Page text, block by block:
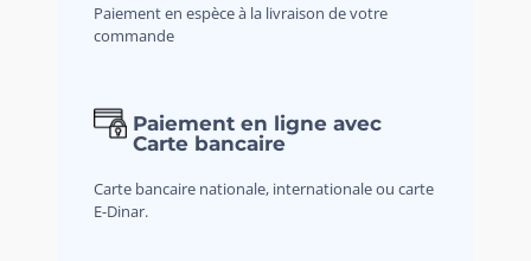
Paiement en espèce à la livraison de votre
commande
Paiement en ligne avec
Carte bancaire
Carte bancaire nationale, internationale ou carte
E-Dinar.